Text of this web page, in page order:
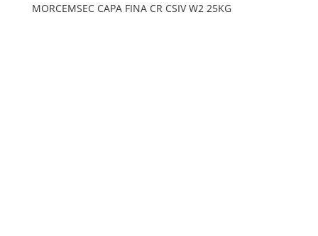
MORCEMSEC CAPA FINA CR CSIV W2 25KG